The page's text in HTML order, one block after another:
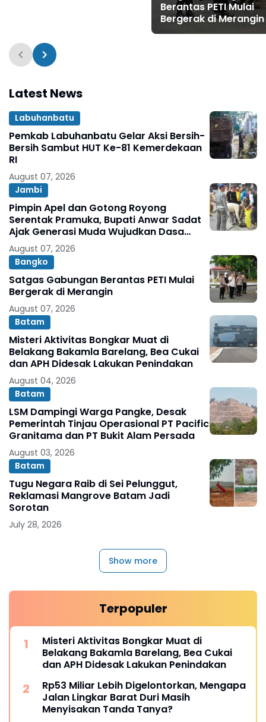
Berantas PETI Mulai
Bergerak di Merangin
Latest News
Labuhanbatu
Pemkab Labuhanbatu Gelar Aksi Bersih-
Bersih Sambut HUT Ke-81 Kemerdekaan
RI
August 07, 2026
Jambi
Pimpin Apel dan Gotong Royong
Serentak Pramuka, Bupati Anwar Sadat
Ajak Generasi Muda Wujudkan Dasa
Darma Melalui Aksi Nyata Peduli
Lingkungan
August 07, 2026
Bangko
Satgas Gabungan Berantas PETI Mulai
Bergerak di Merangin
August 07, 2026
Batam
Misteri Aktivitas Bongkar Muat di
Belakang Bakamla Barelang, Bea Cukai
dan APH Didesak Lakukan Penindakan
August 04, 2026
Batam
LSM Dampingi Warga Pangke, Desak
Pemerintah Tinjau Operasional PT Pacific
Granitama dan PT Bukit Alam Persada
August 03, 2026
Batam
Tugu Negara Raib di Sei Pelunggut,
Reklamasi Mangrove Batam Jadi
Sorotan
July 28, 2026
Show more
Terpopuler
Misteri Aktivitas Bongkar Muat di
Belakang Bakamla Barelang, Bea Cukai
dan APH Didesak Lakukan Penindakan
Rp53 Miliar Lebih Digelontorkan, Mengapa
Jalan Lingkar Barat Duri Masih
Menyisakan Tanda Tanya?